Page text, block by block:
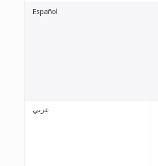
Español
عربي